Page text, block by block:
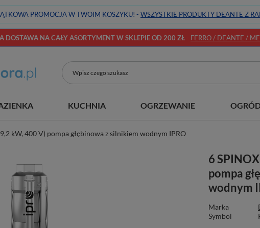
PROMOCJA W TWOIM KOSZYKU! - WSZYSTKIE PRODUKTY DEANTE Z
DOSTAWA NA CAŁY ASORTYMENT W SKLEPIE OD 200 ZŁ- FERRO / DEANTE /
KUCHNIA OGRZEWANIE
kW, 400 V) pompa głębinowa z silnikiem wodnym IPRO
6
pompa
wodnym
Marka
Symbol